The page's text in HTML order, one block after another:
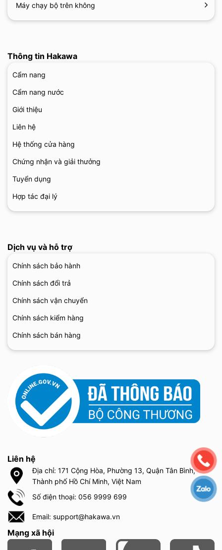
Máy chạy bộ trên không
Thông tin Hakawa
Cẩm nang
Cẩm nang nước
Giới thiệu
Liên hệ
Hệ thống cửa hàng
Chứng nhận và giải thưởng
Tuyển dụng
Hợp tác đại lý
Dịch vụ và hỗ trợ
Chính sách bảo hành
Chính sách đổi trả
Chính sách vận chuyển
Chính sách kiểm hàng
Chính sách bán hàng
Liên hệ
Địa chỉ: 171 Cộng Hòa, Phường 13, Quận Tân Bình,
Thành phố Hồ Chí Minh, Việt Nam
Số điện thoại: 056 9999 699
Email: support@hakawa.vn
Mạng xã hội